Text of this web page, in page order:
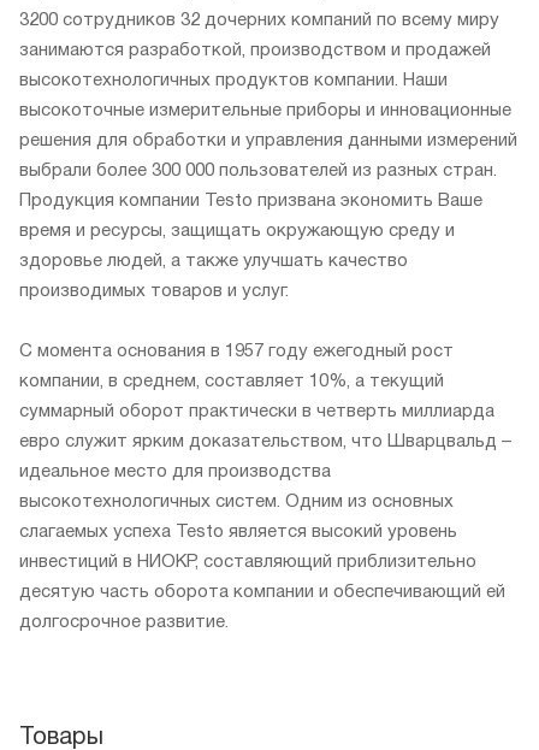
3200 сотрудников 32 дочерних компаний по всему миру
занимаются разработкой, производством и продажей
высокотехнологичных продуктов компании. Наши
высокоточные измерительные приборы и инновационные
решения для обработки и управления данными измерений
выбрали более 300 000 пользователей из разных стран.
Продукция компании Testo призвана экономить Ваше
время и ресурсы, защищать окружающую среду и
здоровье людей, а также улучшать качество
производимых товаров и услуг.
С момента основания в 1957 году ежегодный рост
компании, в среднем, составляет 10%, а текущий
суммарный оборот практически в четверть миллиарда
евро служит ярким доказательством, что Шварцвальд –
идеальное место для производства
высокотехнологичных систем. Одним из основных
слагаемых успеха Testo является высокий уровень
инвестиций в НИОКР, составляющий приблизительно
десятую часть оборота компании и обеспечивающий ей
долгосрочное развитие.
Товары